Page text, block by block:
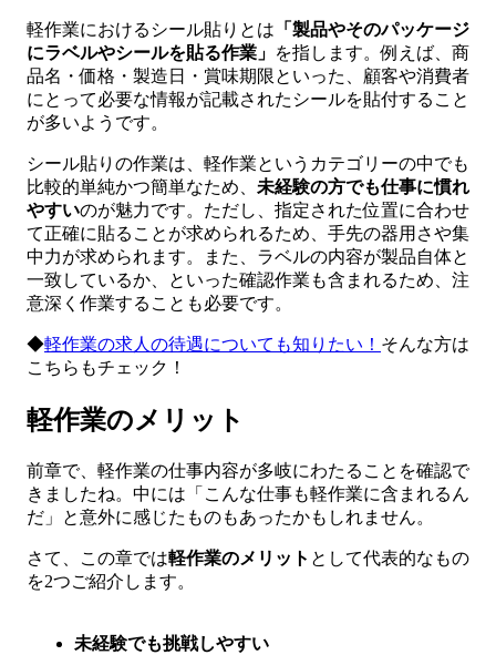
軽作業におけるシール貼りとは 「製品やそのパッケージ
にラベルやシールを貼る作業」 を指します。例えば、商
品名・価格・製造日・賞味期限といった、顧客や消費者
にとって必要な情報が記載されたシールを貼付すること
が多いようです。
シール貼りの作業は、軽作業というカテゴリーの中でも
比較的単純かつ簡単なため、 未経験の方でも仕事に慣れ
やすいのが魅力です。ただし、指定された位置に合わせ
て正確に貼ることが求められるため、手先の器用さや集
中力が求められます。また、ラベルの内容が製品自体と
一致しているか、といった確認作業も含まれるため、注
意深く作業することも必要です。
◆軽作業の求人の待遇についても知りたい！ そんな方は
こちらもチェック！
軽作業のメリット
前章で、軽作業の仕事内容が多岐にわたることを確認で
きましたね。中には「こんな仕事も軽作業に含まれるん
だ」と意外に感じたものもあったかもしれません。
さて、この章では軽作業のメリット として代表的なもの
を2つご紹介します。
未経験でも挑戦しやすい